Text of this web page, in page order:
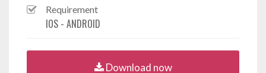
Requirement
IOS - ANDROID
Download now